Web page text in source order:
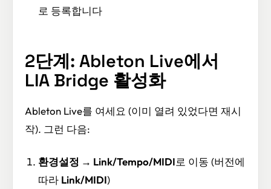
로 등록합니다
2단계: Ableton Live에서
LIA Bridge 활성화
Ableton Live를 여세요 (이미 열려 있었다면 재시
작). 그런 다음:
환경설정 → Link/Tempo/MIDI로 이동 (버전에
따라 Link/MIDI)